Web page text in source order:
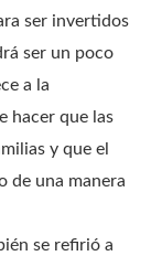
ser invertidos
ser un poco
a la
hacer que las
y que el
de una manera
se refirió a